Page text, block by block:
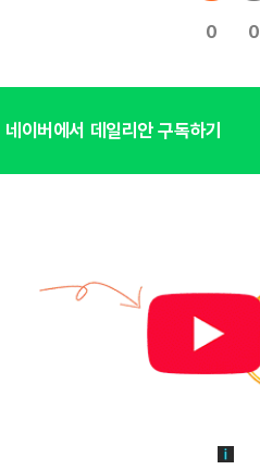
0 0
네이버에서 데일리안 구독하기